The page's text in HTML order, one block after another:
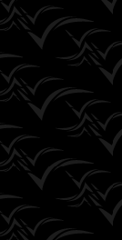
Tata
Toyota
Volkswagen
Volvo